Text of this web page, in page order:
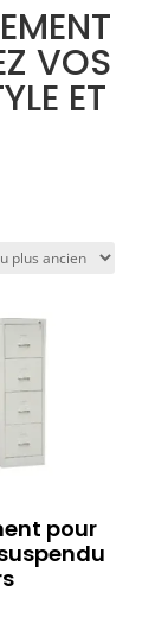
VOS
ET
pour